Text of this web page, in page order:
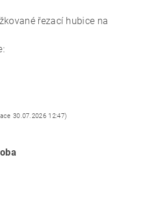
řezací hubice na
30.07.2026 12:47)